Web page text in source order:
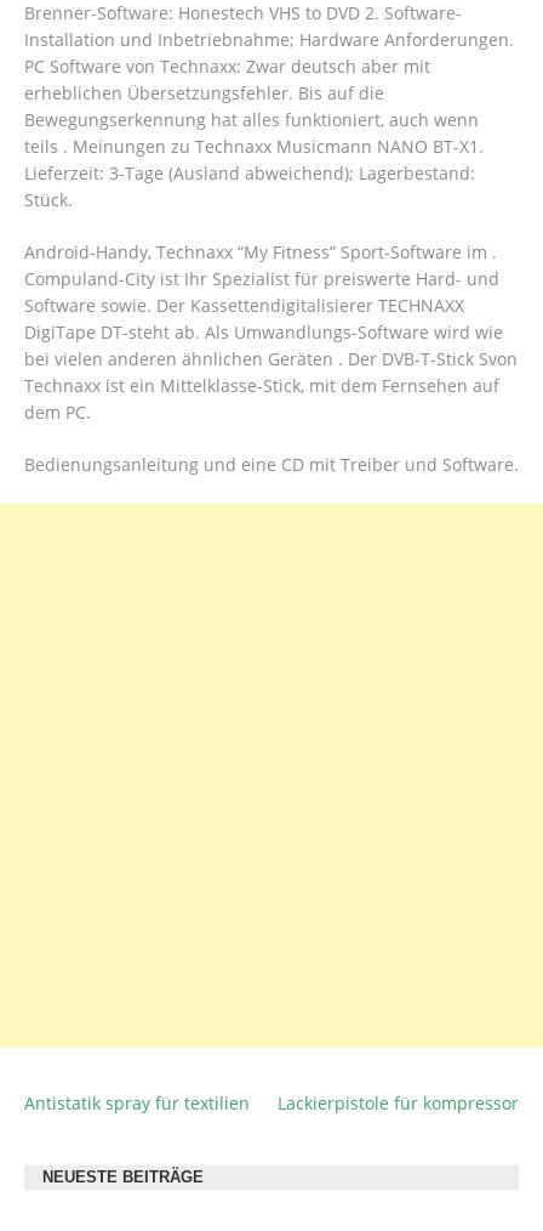
Brenner-Software: Honestech VHS to DVD 2. Software-
Installation und Inbetriebnahme; Hardware Anforderungen.
PC Software von Technaxx: Zwar deutsch aber mit
erheblichen Übersetzungsfehler. Bis auf die
Bewegungserkennung hat alles funktioniert, auch wenn
teils . Meinungen zu Technaxx Musicmann NANO BT-X1.
Lieferzeit: 3-Tage (Ausland abweichend); Lagerbestand:
Stück.
Android-Handy, Technaxx “My Fitness” Sport-Software im .
Compuland-City ist Ihr Spezialist für preiswerte Hard- und
Software sowie. Der Kassettendigitalisierer TECHNAXX
DigiTape DT-steht ab. Als Umwandlungs-Software wird wie
bei vielen anderen ähnlichen Geräten . Der DVB-T-Stick Svon
Technaxx ist ein Mittelklasse-Stick, mit dem Fernsehen auf
dem PC.
Bedienungsanleitung und eine CD mit Treiber und Software.
BEITRAGSNAVIGATION
Antistatik spray für textilien Lackierpistole für kompressor
NEUESTE BEITRÄGE